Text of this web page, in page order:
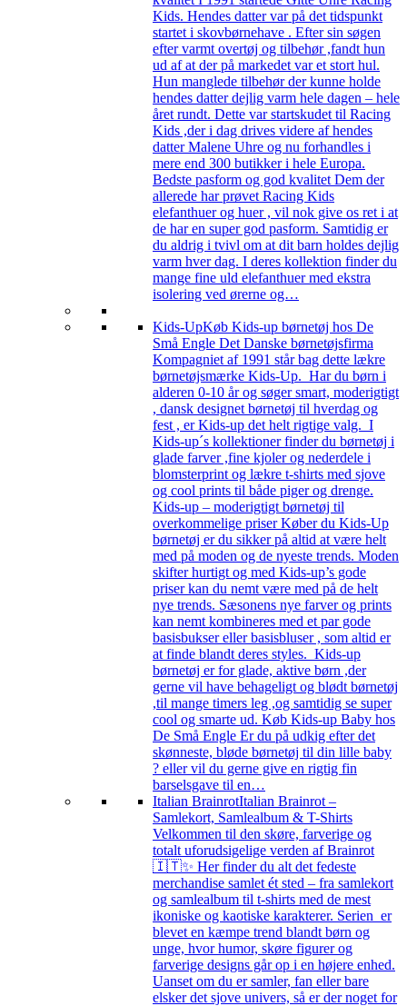
Kids. Hendes datter var på det tidspunkt
startet i skovbørnehave . Efter sin søgen
efter varmt overtøj og tilbehør ,fandt hun
ud af at der på markedet var et stort hul.
Hun manglede tilbehør der kunne holde
hendes datter dejlig varm hele dagen – hele
året rundt. Dette var startskudet til Racing
Kids ,der i dag drives videre af hendes
datter Malene Uhre og nu forhandles i
mere end 300 butikker i hele Europa.
Bedste pasform og god kvalitet Dem der
allerede har prøvet Racing Kids
elefanthuer og huer , vil nok give os ret i at
de har en super god pasform. Samtidig er
du aldrig i tvivl om at dit barn holdes dejlig
varm hver dag. I deres kollektion finder du
mange fine uld elefanthuer med ekstra
isolering ved ørerne og…
Kids-UpKøb Kids-up børnetøj hos De
Små Engle Det Danske børnetøjsfirma
Kompagniet af 1991 står bag dette lækre
børnetøjsmærke Kids-Up. Har du børn i
alderen 0-10 år og søger smart, moderigtigt
, dansk designet børnetøj til hverdag og
fest , er Kids-up det helt rigtige valg. I
Kids-up´s kollektioner finder du børnetøj i
glade farver ,fine kjoler og nederdele i
blomsterprint og lækre t-shirts med sjove
og cool prints til både piger og drenge.
Kids-up – moderigtigt børnetøj til
overkommelige priser Køber du Kids-Up
børnetøj er du sikker på altid at være helt
med på moden og de nyeste trends. Moden
skifter hurtigt og med Kids-up’s gode
priser kan du nemt være med på de helt
nye trends. Sæsonens nye farver og prints
kan nemt kombineres med et par gode
basisbukser eller basisbluser , som altid er
at finde blandt deres styles. Kids-up
børnetøj er for glade, aktive børn ,der
gerne vil have behageligt og blødt børnetøj
,til mange timers leg ,og samtidig se super
cool og smarte ud. Køb Kids-up Baby hos
De Små Engle Er du på udkig efter det
skønneste, bløde børnetøj til din lille baby
? eller vil du gerne give en rigtig fin
barselsgave til en…
Italian BrainrotItalian Brainrot –
Samlekort, Samlealbum & T-Shirts
Velkommen til den skøre, farverige og
totalt uforudsigelige verden af Brainrot
🇮🇹✨ Her finder du alt det fedeste
merchandise samlet ét sted – fra samlekort
og samlealbum til t-shirts med de mest
ikoniske og kaotiske karakterer. Serien er
blevet en kæmpe trend blandt børn og
unge, hvor humor, skøre figurer og
farverige designs går op i en højere enhed.
Uanset om du er samler, fan eller bare
elsker det sjove univers, så er der noget for